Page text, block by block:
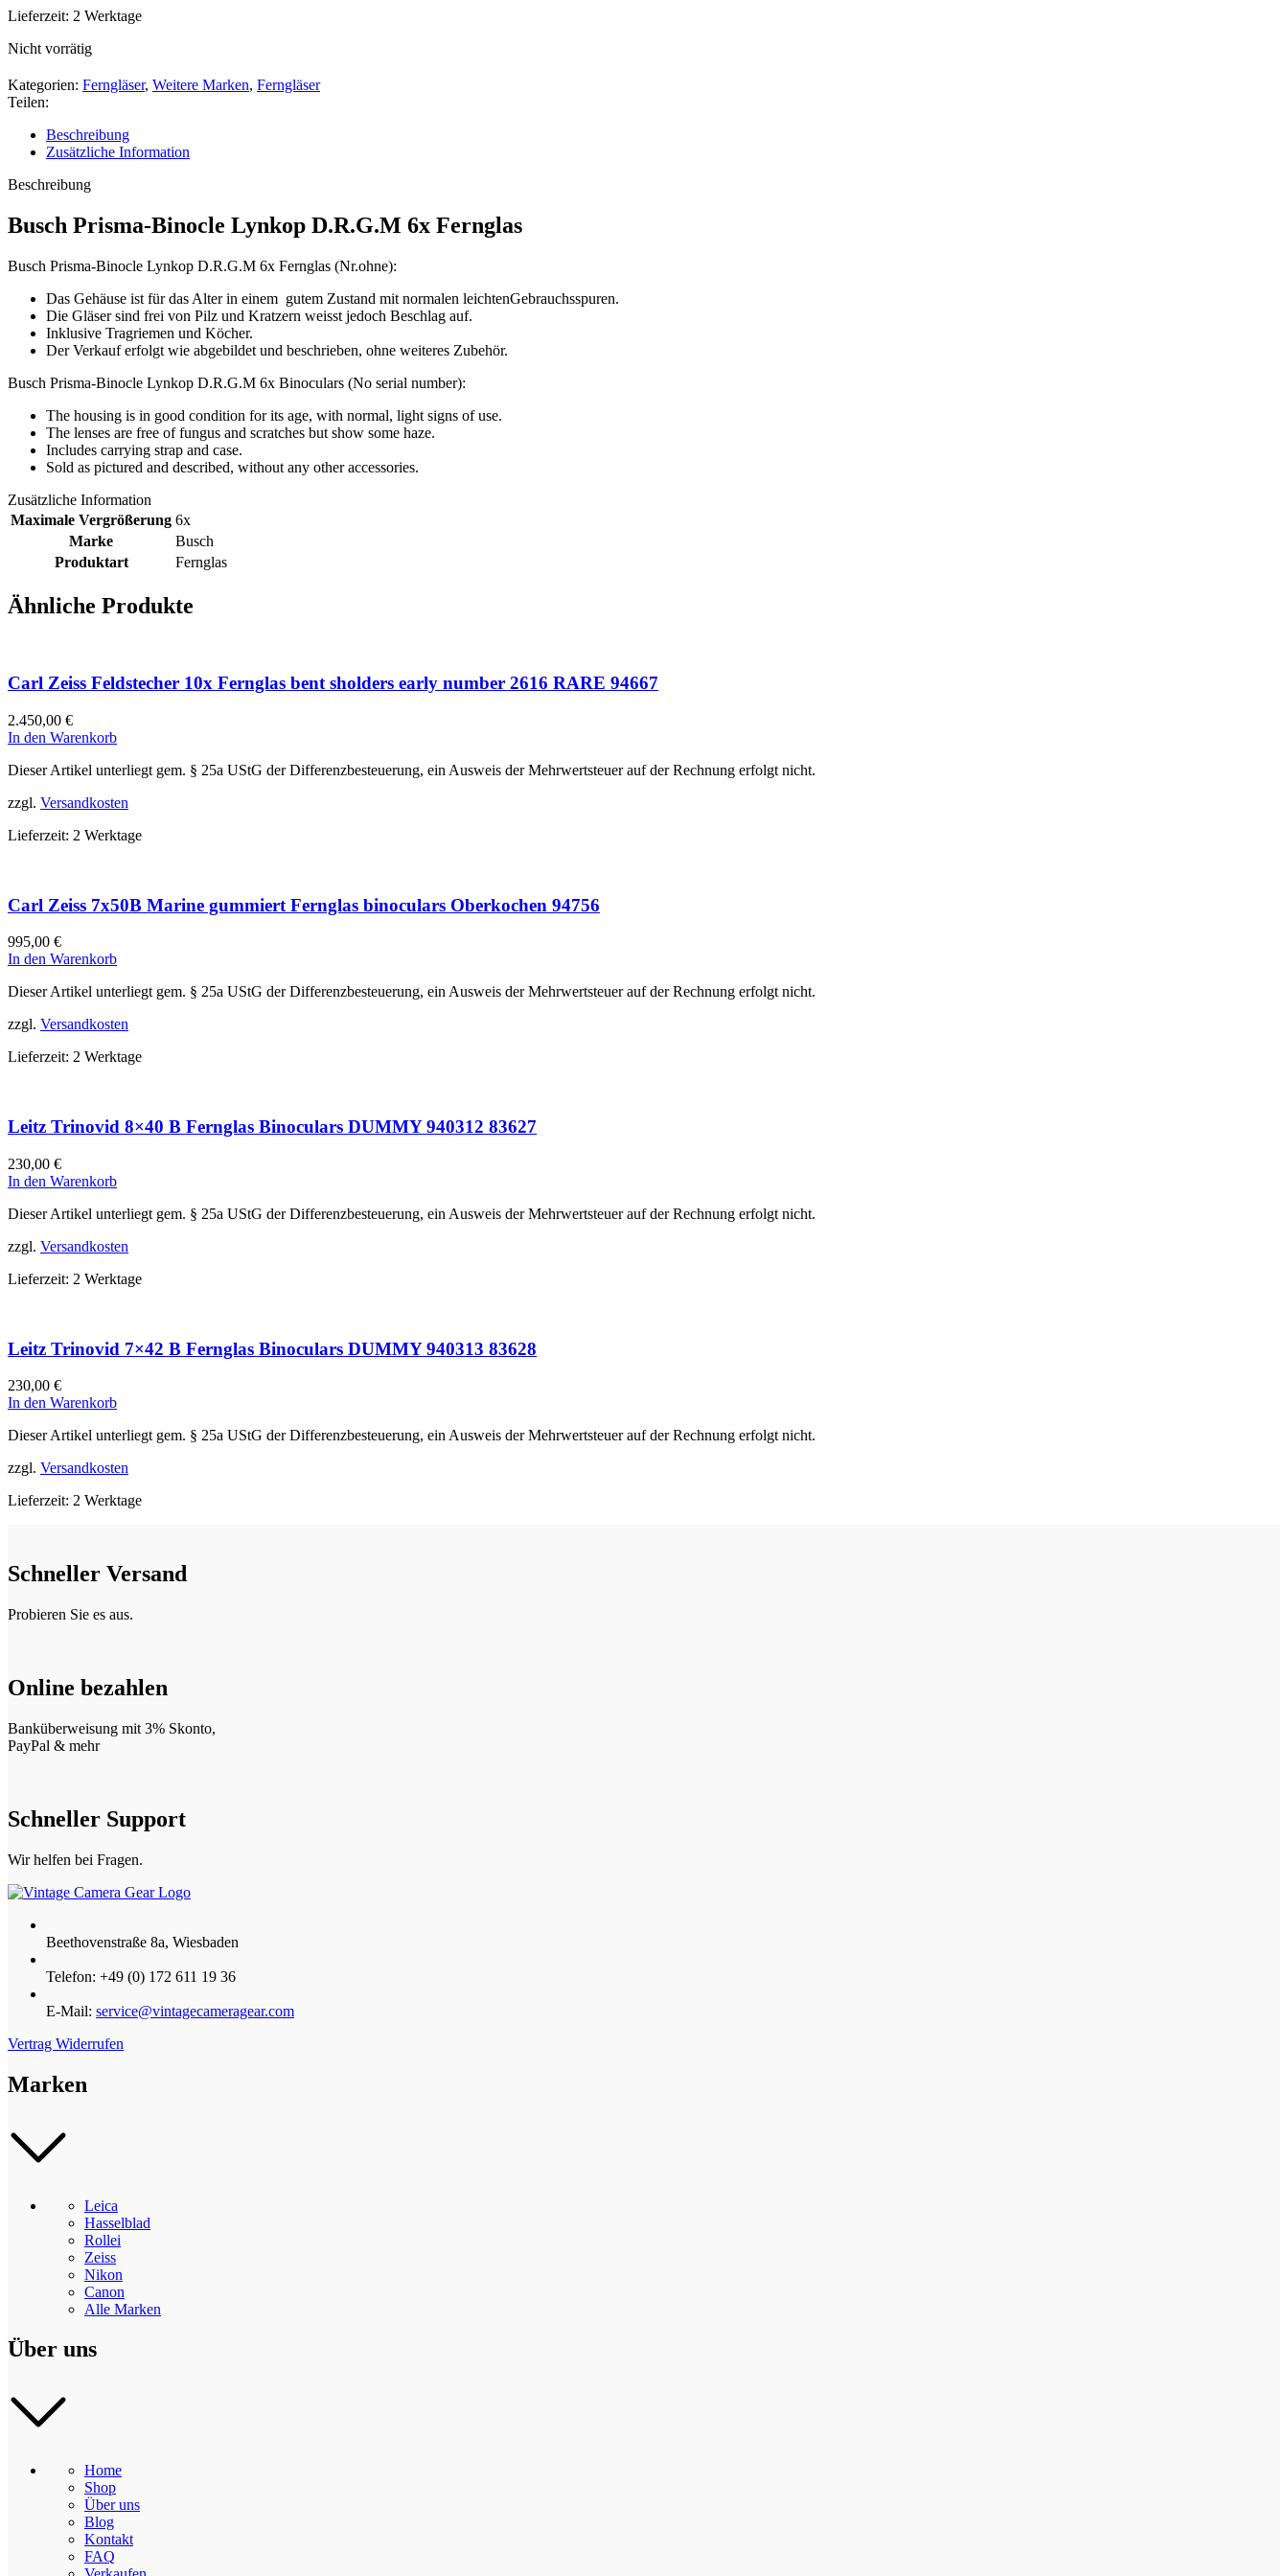
Lieferzeit: 2 Werktage
Nicht vorrätig
Kategorien: Ferngläser, Weitere Marken, Ferngläser
Teilen:
Beschreibung
Zusätzliche Information
Beschreibung
Busch Prisma-Binocle Lynkop D.R.G.M 6x Fernglas
Busch Prisma-Binocle Lynkop D.R.G.M 6x Fernglas (Nr.ohne):
Das Gehäuse ist für das Alter in einem gutem Zustand mit normalen leichtenGebrauchsspuren.
Die Gläser sind frei von Pilz und Kratzern weisst jedoch Beschlag auf.
Inklusive Tragriemen und Köcher.
Der Verkauf erfolgt wie abgebildet und beschrieben, ohne weiteres Zubehör.
Busch Prisma-Binocle Lynkop D.R.G.M 6x Binoculars (No serial number):
The housing is in good condition for its age, with normal, light signs of use.
The lenses are free of fungus and scratches but show some haze.
Includes carrying strap and case.
Sold as pictured and described, without any other accessories.
Zusätzliche Information
Maximale Vergrößerung 6x
Marke
Busch
Produktart
Fernglas
Ähnliche Produkte
Carl Zeiss Feldstecher 10x Fernglas bent sholders early number 2616 RARE 94667
2.450,00 €
In den Warenkorb
Dieser Artikel unterliegt gem. § 25a UStG der Differenzbesteuerung, ein Ausweis der Mehrwertsteuer auf der Rechnung erfolgt nicht.
zzgl. Versandkosten
Lieferzeit: 2 Werktage
Carl Zeiss 7x50B Marine gummiert Fernglas binoculars Oberkochen 94756
995,00 €
In den Warenkorb
Dieser Artikel unterliegt gem. § 25a UStG der Differenzbesteuerung, ein Ausweis der Mehrwertsteuer auf der Rechnung erfolgt nicht.
zzgl. Versandkosten
Lieferzeit: 2 Werktage
Leitz Trinovid 8×40 B Fernglas Binoculars DUMMY 940312 83627
230,00 €
In den Warenkorb
Dieser Artikel unterliegt gem. § 25a UStG der Differenzbesteuerung, ein Ausweis der Mehrwertsteuer auf der Rechnung erfolgt nicht.
zzgl. Versandkosten
Lieferzeit: 2 Werktage
Leitz Trinovid 7×42 B Fernglas Binoculars DUMMY 940313 83628
230,00 €
In den Warenkorb
Dieser Artikel unterliegt gem. § 25a UStG der Differenzbesteuerung, ein Ausweis der Mehrwertsteuer auf der Rechnung erfolgt nicht.
zzgl. Versandkosten
Lieferzeit: 2 Werktage
Schneller Versand
Probieren Sie es aus.
Online bezahlen
Banküberweisung mit 3% Skonto,
PayPal & mehr
Schneller Support
Wir helfen bei Fragen.
Beethovenstraße 8a, Wiesbaden
Telefon: +49 (0) 172 611 19 36
E-Mail: service@vintagecameragear.com
Vertrag Widerrufen
Marken
Leica
Hasselblad
Rollei
Zeiss
Nikon
Canon
Alle Marken
Über uns
Home
Shop
Über uns
Blog
Kontakt
FAQ